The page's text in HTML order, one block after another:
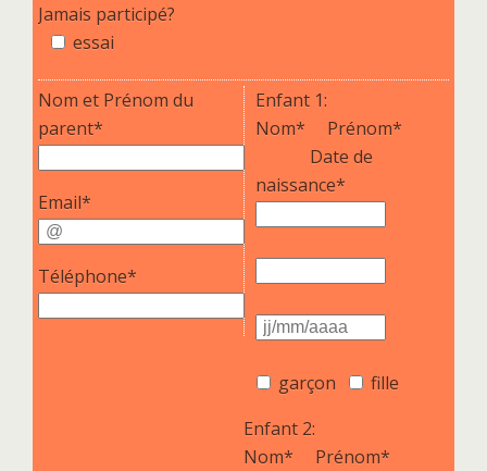
Jamais participé?
essai
Nom et Prénom du
parent*
Email*
Téléphone*
Enfant 1:
Nom*
Prénom*
Date de
naissance*
garçon
fille
Enfant 2:
Nom*
Prénom*